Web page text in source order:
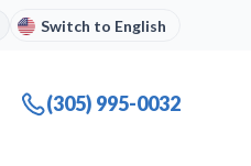
Switch to English
Ayuda(305) 995-0032